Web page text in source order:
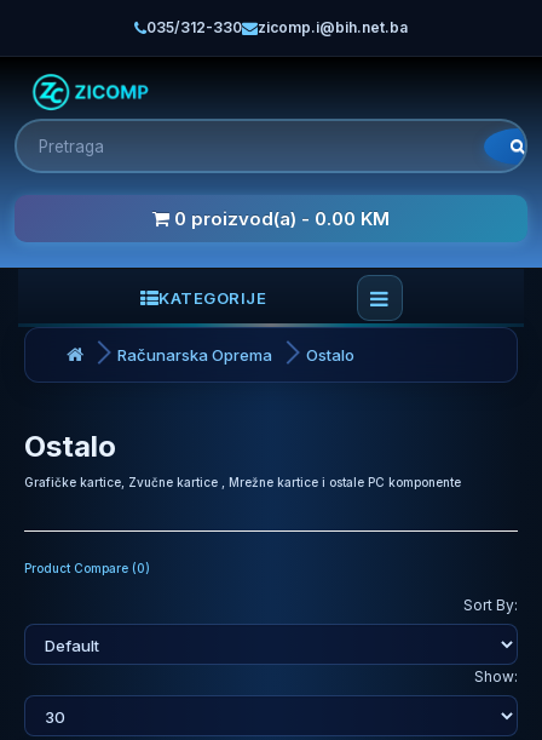
035/312-330 zicomp.i@bih.net.ba
0 proizvod(a) - 0.00 KM
KATEGORIJE
Računarska Oprema Ostalo
Ostalo
Grafičke kartice, Zvučne kartice , Mrežne kartice i ostale PC komponente
Product Compare (0)
Sort By:
Show: